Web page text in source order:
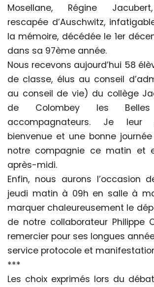
Mosellane, Régine
rescapée d’Auschwitz,
la mémoire, décédée le 1er
dans sa 97ème année.
Nous recevons aujourd’hui 58
de classe, élus au conseil
au conseil de vie) du collège
de Colombey les
accompagnateurs. Je leur
bienvenue et une bonne
notre compagnie ce matin et
après-midi.
Enfin, nous aurons l’occasion
jeudi matin à 09h en salle à
marquer chaleureusement le
de notre collaborateur Philippe
remercier pour ses longues
service protocole et
***
Les choix exprimés lors du